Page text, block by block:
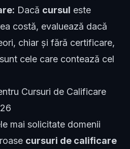
Dacă cursul este
costă, evaluează dacă
chiar și fără certificare,
cele care contează cel
Cursuri de Calificare
mai solicitate domenii
cursuri de calificare